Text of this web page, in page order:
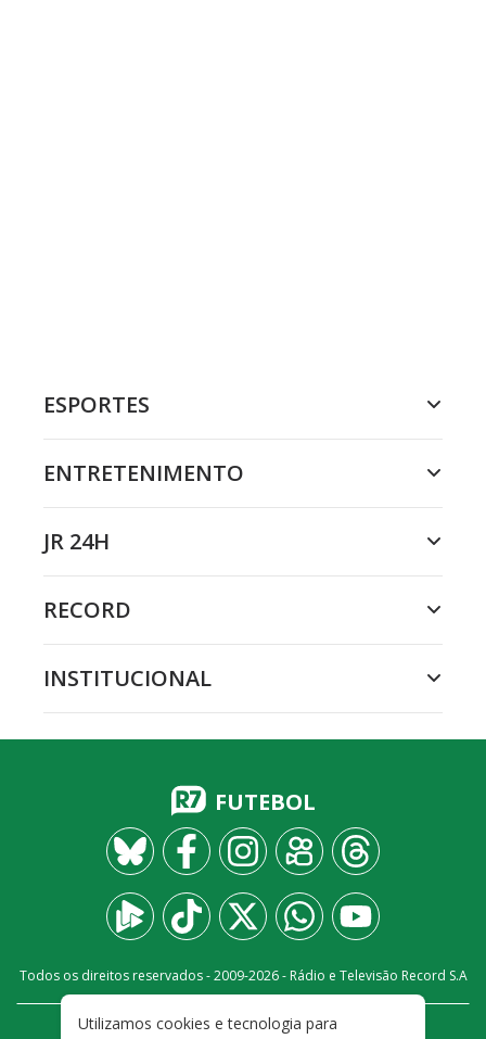
ESPORTES
ENTRETENIMENTO
JR 24H
RECORD
INSTITUCIONAL
FUTEBOL
Todos os direitos reservados - 2009-2026- Rádio e Televisão Record S.A
Utilizamos cookies e tecnologia para